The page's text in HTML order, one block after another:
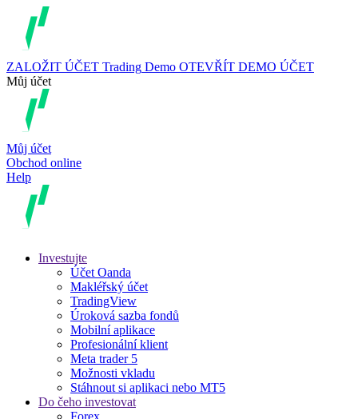
ZALOŽIT ÚČET Trading Demo OTEVŘÍT DEMO ÚČET
Můj účet
Můj účet
Obchod online
Help
Investujte
Účet Oanda
Makléřský účet
TradingView
Úroková sazba fondů
Mobilní aplikace
Profesionální klient
Meta trader 5
Možnosti vkladu
Stáhnout si aplikaci nebo MT5
Do čeho investovat
Forex